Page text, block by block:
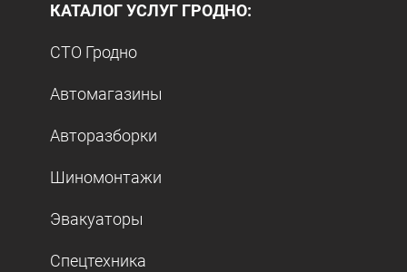
КАТАЛОГ УСЛУГ ГРОДНО:
СТО Гродно
Автомагазины
Авторазборки
Шиномонтажи
Эвакуаторы
Спецтехника